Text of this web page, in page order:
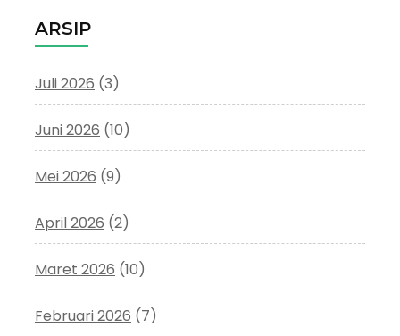
ARSIP
Juli 2026 (3)
Juni 2026 (10)
Mei 2026 (9)
April 2026 (2)
Maret 2026 (10)
Februari 2026 (7)